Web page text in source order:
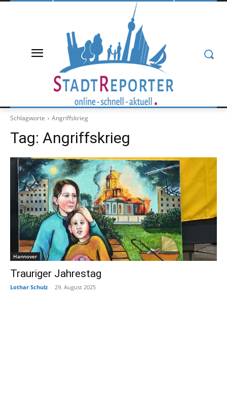
Schlagworte Angriffskrieg
Tag: Angriffskrieg
Hannover
Trauriger Jahrestag
Lothar Schulz - 29. August 2025